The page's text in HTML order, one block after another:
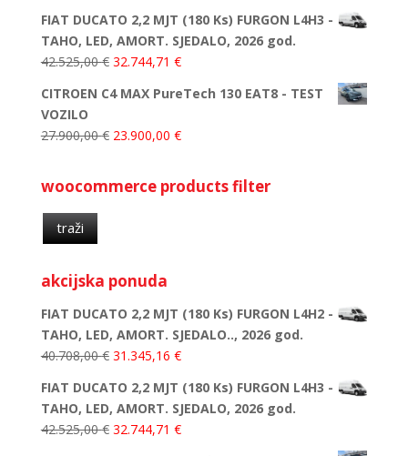
FIAT DUCATO 2,2 MJT (180 Ks) FURGON L4H3 -
TAHO, LED, AMORT. SJEDALO, 2026 god.
42.525,00€ 32.744,71 €
CITROEN C4 MAX PureTech 130 EAT8 - TEST
VOZILO
27.900,00€ 23.900,00 €
woocommerce products filter
traži
akcijska ponuda
FIAT DUCATO 2,2 MJT (180 Ks) FURGON L4H2 -
TAHO, LED, AMORT. SJEDALO.., 2026 god.
40.708,00€ 31.345,16 €
FIAT DUCATO 2,2 MJT (180 Ks) FURGON L4H3 -
TAHO, LED, AMORT. SJEDALO, 2026 god.
42.525,00€ 32.744,71 €